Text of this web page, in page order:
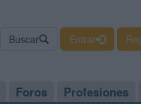
Buscar Entrar
Foros Profesiones